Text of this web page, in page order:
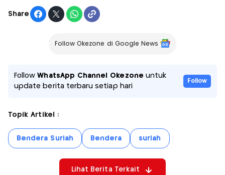
Share
Follow Okezone di Google News
FollowWhatsApp Channel Okezone untuk
update berita terbaru setiap hari
Follow
Topik Artikel :
Bendera Suriah Bendera suriah
Lihat Berita Terkait